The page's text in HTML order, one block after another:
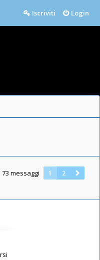
Login
Iscriviti
73 messaggi 1 2